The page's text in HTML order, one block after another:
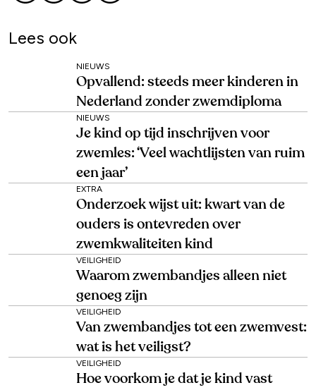
Lees ook
NIEUWS
Opvallend: steeds meer kinderen in
Nederland zonder zwemdiploma
NIEUWS
Je kind op tijd inschrijven voor
zwemles: ‘Veel wachtlijsten van ruim
een jaar’
EXTRA
Onderzoek wijst uit: kwart van de
ouders is ontevreden over
zwemkwaliteiten kind
VEILIGHEID
Waarom zwembandjes alleen niet
genoeg zijn
VEILIGHEID
Van zwembandjes tot een zwemvest:
wat is het veiligst?
VEILIGHEID
Hoe voorkom je dat je kind vast